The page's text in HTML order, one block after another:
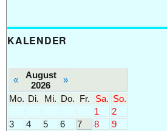
KALENDER
«
August
2026
»
Mo. Di. Mi. Do. Fr. Sa. So.
1
2
3
4 5 6 7 8
9